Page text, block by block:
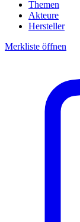
Themen
Akteure
Hersteller
Merkliste öffnen